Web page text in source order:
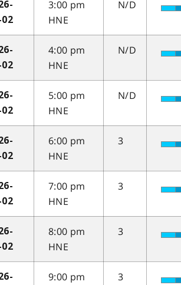
02
3:00 pm
HNE
N/D
02
4:00 pm
HNE
N/D
02
5:00 pm
HNE
N/D
02
6:00 pm
HNE
3
02
7:00 pm
HNE
3
02
8:00 pm
HNE
3
9:00 pm
3